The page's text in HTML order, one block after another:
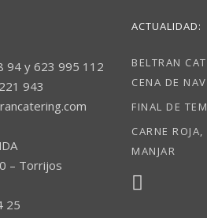
94 y 623 995 112
943
– Torrijos
25
ACTUALIDAD:
BELTRAN
CENA DE
FINAL DE
CARNE
MANJAR